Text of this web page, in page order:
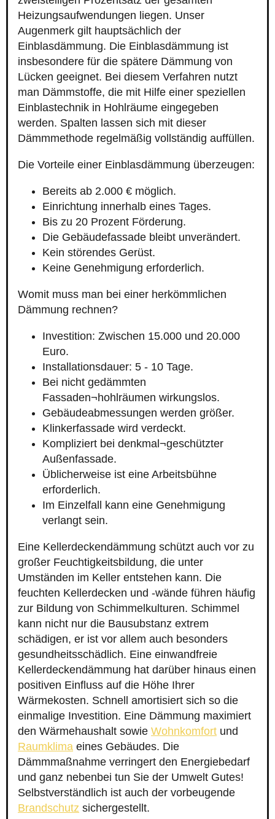
Heizungsaufwendungen liegen. Unser
Augenmerk gilt hauptsächlich der
Einblasdämmung. Die Einblasdämmung ist
insbesondere für die spätere Dämmung von
Lücken geeignet. Bei diesem Verfahren nutzt
man Dämmstoffe, die mit Hilfe einer speziellen
Einblastechnik in Hohlräume eingegeben
werden. Spalten lassen sich mit dieser
Dämmmethode regelmäßig vollständig auffüllen.
Die Vorteile einer Einblasdämmung überzeugen:
Bereits ab 2.000 € möglich.
Einrichtung innerhalb eines Tages.
Bis zu 20 Prozent Förderung.
Die Gebäudefassade bleibt unverändert.
Kein störendes Gerüst.
Keine Genehmigung erforderlich.
Womit muss man bei einer herkömmlichen
Dämmung rechnen?
Investition: Zwischen 15.000 und 20.000
Euro.
Installationsdauer: 5 - 10 Tage.
Bei nicht gedämmten
Fassaden¬hohlräumen wirkungslos.
Gebäudeabmessungen werden größer.
Klinkerfassade wird verdeckt.
Kompliziert bei denkmal¬geschützter
Außenfassade.
Üblicherweise ist eine Arbeitsbühne
erforderlich.
Im Einzelfall kann eine Genehmigung
verlangt sein.
Eine Kellerdeckendämmung schützt auch vor zu
großer Feuchtigkeitsbildung, die unter
Umständen im Keller entstehen kann. Die
feuchten Kellerdecken und -wände führen häufig
zur Bildung von Schimmelkulturen. Schimmel
kann nicht nur die Bausubstanz extrem
schädigen, er ist vor allem auch besonders
gesundheitsschädlich. Eine einwandfreie
Kellerdeckendämmung hat darüber hinaus einen
positiven Einfluss auf die Höhe Ihrer
Wärmekosten. Schnell amortisiert sich so die
einmalige Investition. Eine Dämmung maximiert
den Wärmehaushalt sowie Wohnkomfort und
Raumklima eines Gebäudes. Die
Dämmmaßnahme verringert den Energiebedarf
und ganz nebenbei tun Sie der Umwelt Gutes!
Selbstverständlich ist auch der vorbeugende
Brandschutz sichergestellt.